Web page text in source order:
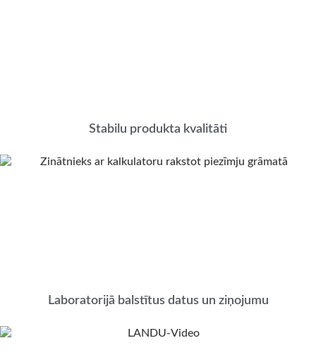
Stabilu produkta kvalitāti
Laboratorijā balstītus datus un ziņojumu